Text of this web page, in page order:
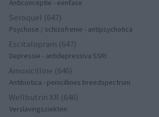
Anticonceptie - eenfase
Seroquel (647)
Psychose / schizofrenie - antipsychotica
Escitalopram (647)
Depressie - antidepressiva SSRI
Amoxicilline (646)
Antibiotica - penicillines breedspectrum
Wellbutrin XR (646)
Verslavingsziekten